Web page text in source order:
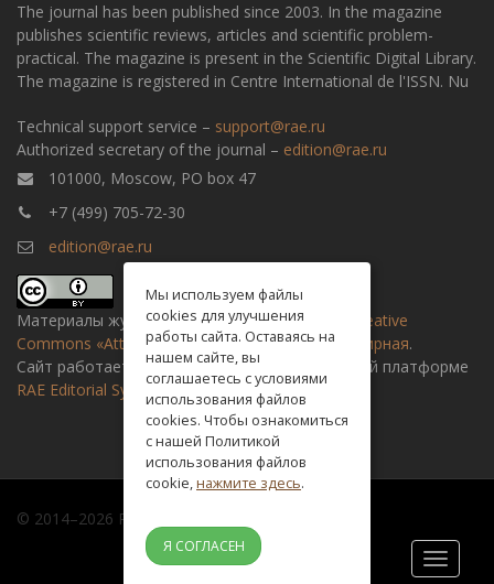
The journal has been published since 2003. In the magazine
publishes scientific reviews, articles and scientific problem-
practical. The magazine is present in the Scientific Digital Library.
The magazine is registered in Centre International de l'ISSN. Nu
Technical support service – support@rae.ru
Authorized secretary of the journal – edition@rae.ru
101000, Moscow, PO box 47
+7 (499) 705-72-30
edition@rae.ru
Материалы журнала доступны полицензии Creative
Commons «Attribution» («Атрибуция») 4.0 Всемирная.
Сайт работает на универсальной издательской платформе
RAE Editorial System
© 2014–2026 Russian academy of natural history
Toggle
Мы используем файлы
cookies для улучшения
работы сайта. Оставаясь на
нашем сайте, вы
соглашаетесь с условиями
использования файлов
cookies. Чтобы ознакомиться
с нашей Политикой
использования файлов
cookie,нажмите здесь.
Я СОГЛАСЕН